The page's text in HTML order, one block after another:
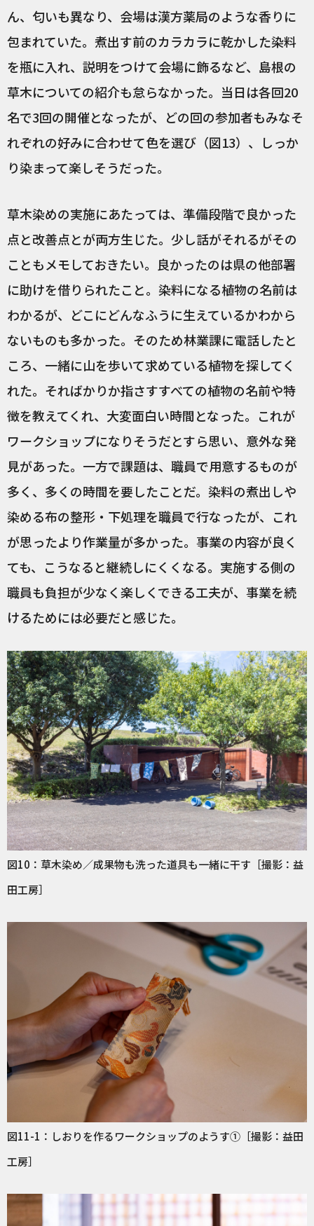
ん、匂いも異なり、会場は漢方薬局のような香りに
包まれていた。煮出す前のカラカラに乾かした染料
を瓶に入れ、説明をつけて会場に飾るなど、島根の
草木についての紹介も怠らなかった。当日は各回20
名で3回の開催となったが、どの回の参加者もみなそ
れぞれの好みに合わせて色を選び（図13）、しっか
り染まって楽しそうだった。
草木染めの実施にあたっては、準備段階で良かった
点と改善点とが両方生じた。少し話がそれるがその
こともメモしておきたい。良かったのは県の他部署
に助けを借りられたこと。染料になる植物の名前は
わかるが、どこにどんなふうに生えているかわから
ないものも多かった。そのため林業課に電話したと
ころ、一緒に山を歩いて求めている植物を探してく
れた。そればかりか指さすすべての植物の名前や特
徴を教えてくれ、大変面白い時間となった。これが
ワークショップになりそうだとすら思い、意外な発
見があった。一方で課題は、職員で用意するものが
多く、多くの時間を要したことだ。染料の煮出しや
染める布の整形・下処理を職員で行なったが、これ
が思ったより作業量が多かった。事業の内容が良く
ても、こうなると継続しにくくなる。実施する側の
職員も負担が少なく楽しくできる工夫が、事業を続
けるためには必要だと感じた。
図10：草木染め／成果物も洗った道具も一緒に干す［撮影：益
田工房］
図11-1：しおりを作るワークショップのようす①［撮影：益田
工房］